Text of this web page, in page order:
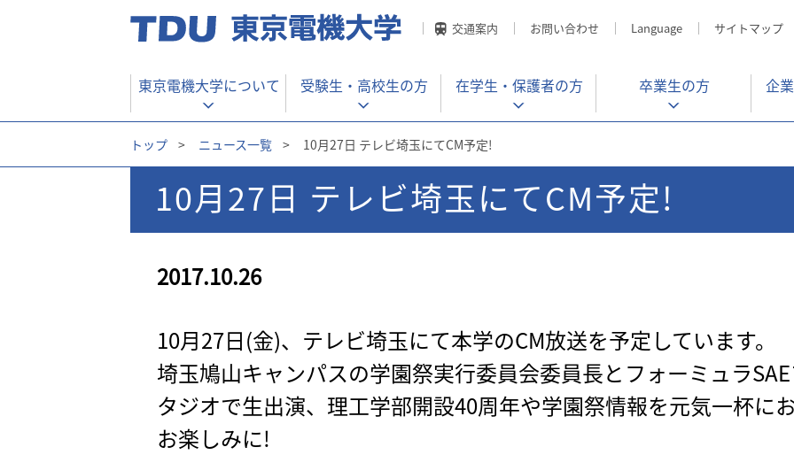
交通案内 お問い合わせ Language サイトマップ
東京電機大学について 受験生・ 高校生の方 在学生・ 保護者の方 卒業生の方 企
トップ > ニュース一覧 > 10月27日 テレビ埼玉にてCM予定!
10月27日 テレビ埼玉にてCM予定!
2017.10.26
10月27日(金)、テレビ埼玉にて本学のCM放送を予定しています。
埼玉鳩山キャンパスの学園祭実行委員会委員長とフォーミュラ
タジオで生出演、理工学部開設40周年や学園祭情報を元気一杯に
お楽しみに!